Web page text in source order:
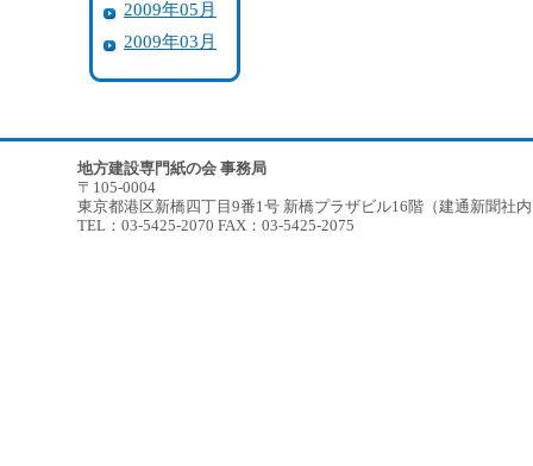
2009年05月
2009年03月
地方建設専門紙の会 事務局
〒105-0004
東京都港区新橋四丁目9番1号 新橋プラザビル16階（建通新聞社
TEL：03-5425-2070 FAX：03-5425-2075